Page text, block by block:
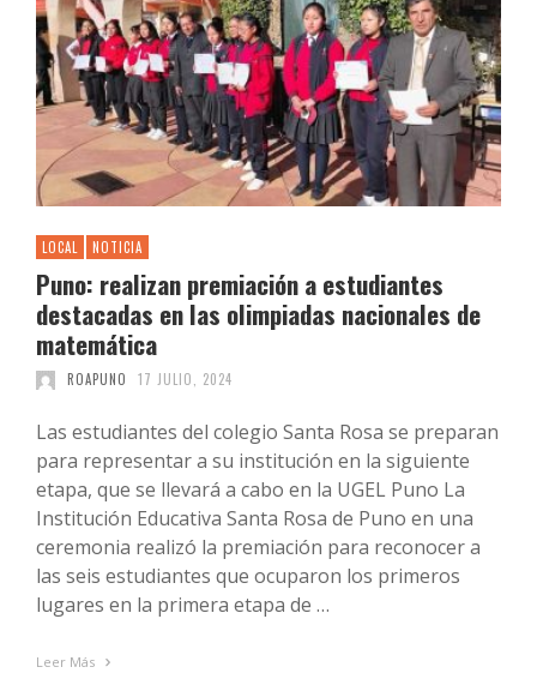
LOCAL NOTICIA
Puno: realizan premiación a estudiantes
destacadas en las olimpiadas nacionales de
matemática
ROAPUNO 17 JULIO, 2024
Las estudiantes del colegio Santa Rosa se preparan
para representar a su institución en la siguiente
etapa, que se llevará a cabo en la UGEL Puno La
Institución Educativa Santa Rosa de Puno en una
ceremonia realizó la premiación para reconocer a
las seis estudiantes que ocuparon los primeros
lugares en la primera etapa de …
Leer Más